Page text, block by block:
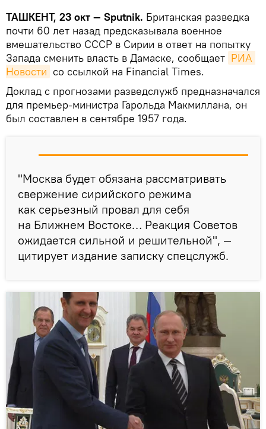
ТАШКЕНТ, 23 окт — Sputnik. Британская разведка
почти 60 лет назад предсказывала военное
вмешательство СССР в Сирии в ответ на попытку
Запада сменить власть в Дамаске, сообщает РИА
Новости со ссылкой на Financial Times.
Доклад с прогнозами разведслужб предназначался
для премьер-министра Гарольда Макмиллана, он
был составлен в сентябре 1957 года.
"Москва будет обязана рассматривать
свержение сирийского режима
как серьезный провал для себя
на Ближнем Востоке… Реакция Советов
ожидается сильной и решительной", —
цитирует издание записку спецслужб.